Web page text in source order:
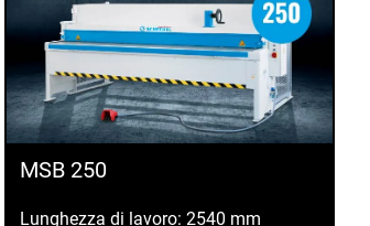
MSB 250
Lunghezza di lavoro: 2540 mm